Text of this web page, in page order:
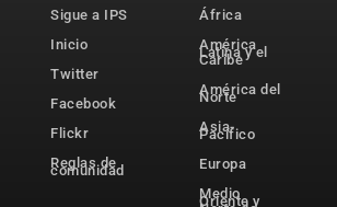
Sigue a IPS
Inicio
Twitter
Facebook
Flickr
Reglas de
comunidad
África
América
Latina y el
Caribe
América del
Norte
Asia-
Pacífico
Europa
Medio
Oriente y